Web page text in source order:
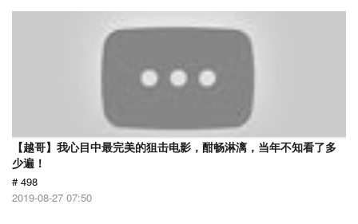
【越哥】我心目中最完美的狙击电影，酣畅淋漓，当年不知看了多
少遍！
# 498
2019-08-27 07:50